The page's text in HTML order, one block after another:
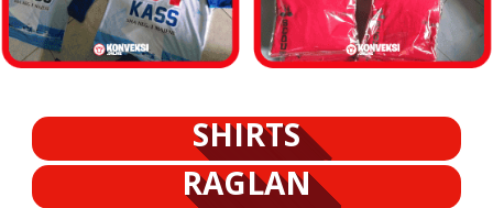
SHIRTS
RAGLAN